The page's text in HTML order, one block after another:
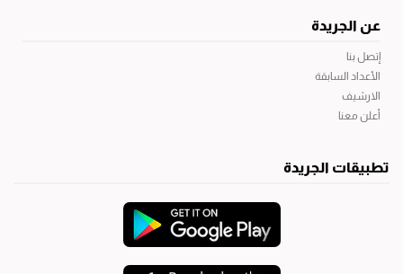
عن الجريدة
إتصل بنا
الأعداد السابقة
الارشيف
أعلن معنا
تطبيقات الجريدة